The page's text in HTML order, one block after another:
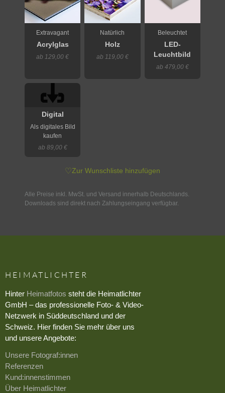
Extravagant
Acrylglas
ab 129,00 €
Natürlich
Holz
ab 119,00 €
Beleuchtet
LED-
Leuchtbild
ab 479,00 €
Digital
Als digitales Bild
kaufen
ab 89,00 €
♡Zur Wunschliste hinzufügen
Alle Preise inkl. MwSt. und Versand innerhalb Deutschlands.
Downloads sind direkt nach Zahlungseingang verfügbar.
HEIMATLICHTER
Hinter Heimatfotos steht die Heimatlichter
GmbH – das professionelle Foto- & Video-
Netzwerk in Süddeutschland und der
Schweiz. Hier finden Sie mehr über uns
und unsere Angebote:
Unsere Fotograf:innen
Referenzen
Kund:innenstimmen
Über Heimatlichter